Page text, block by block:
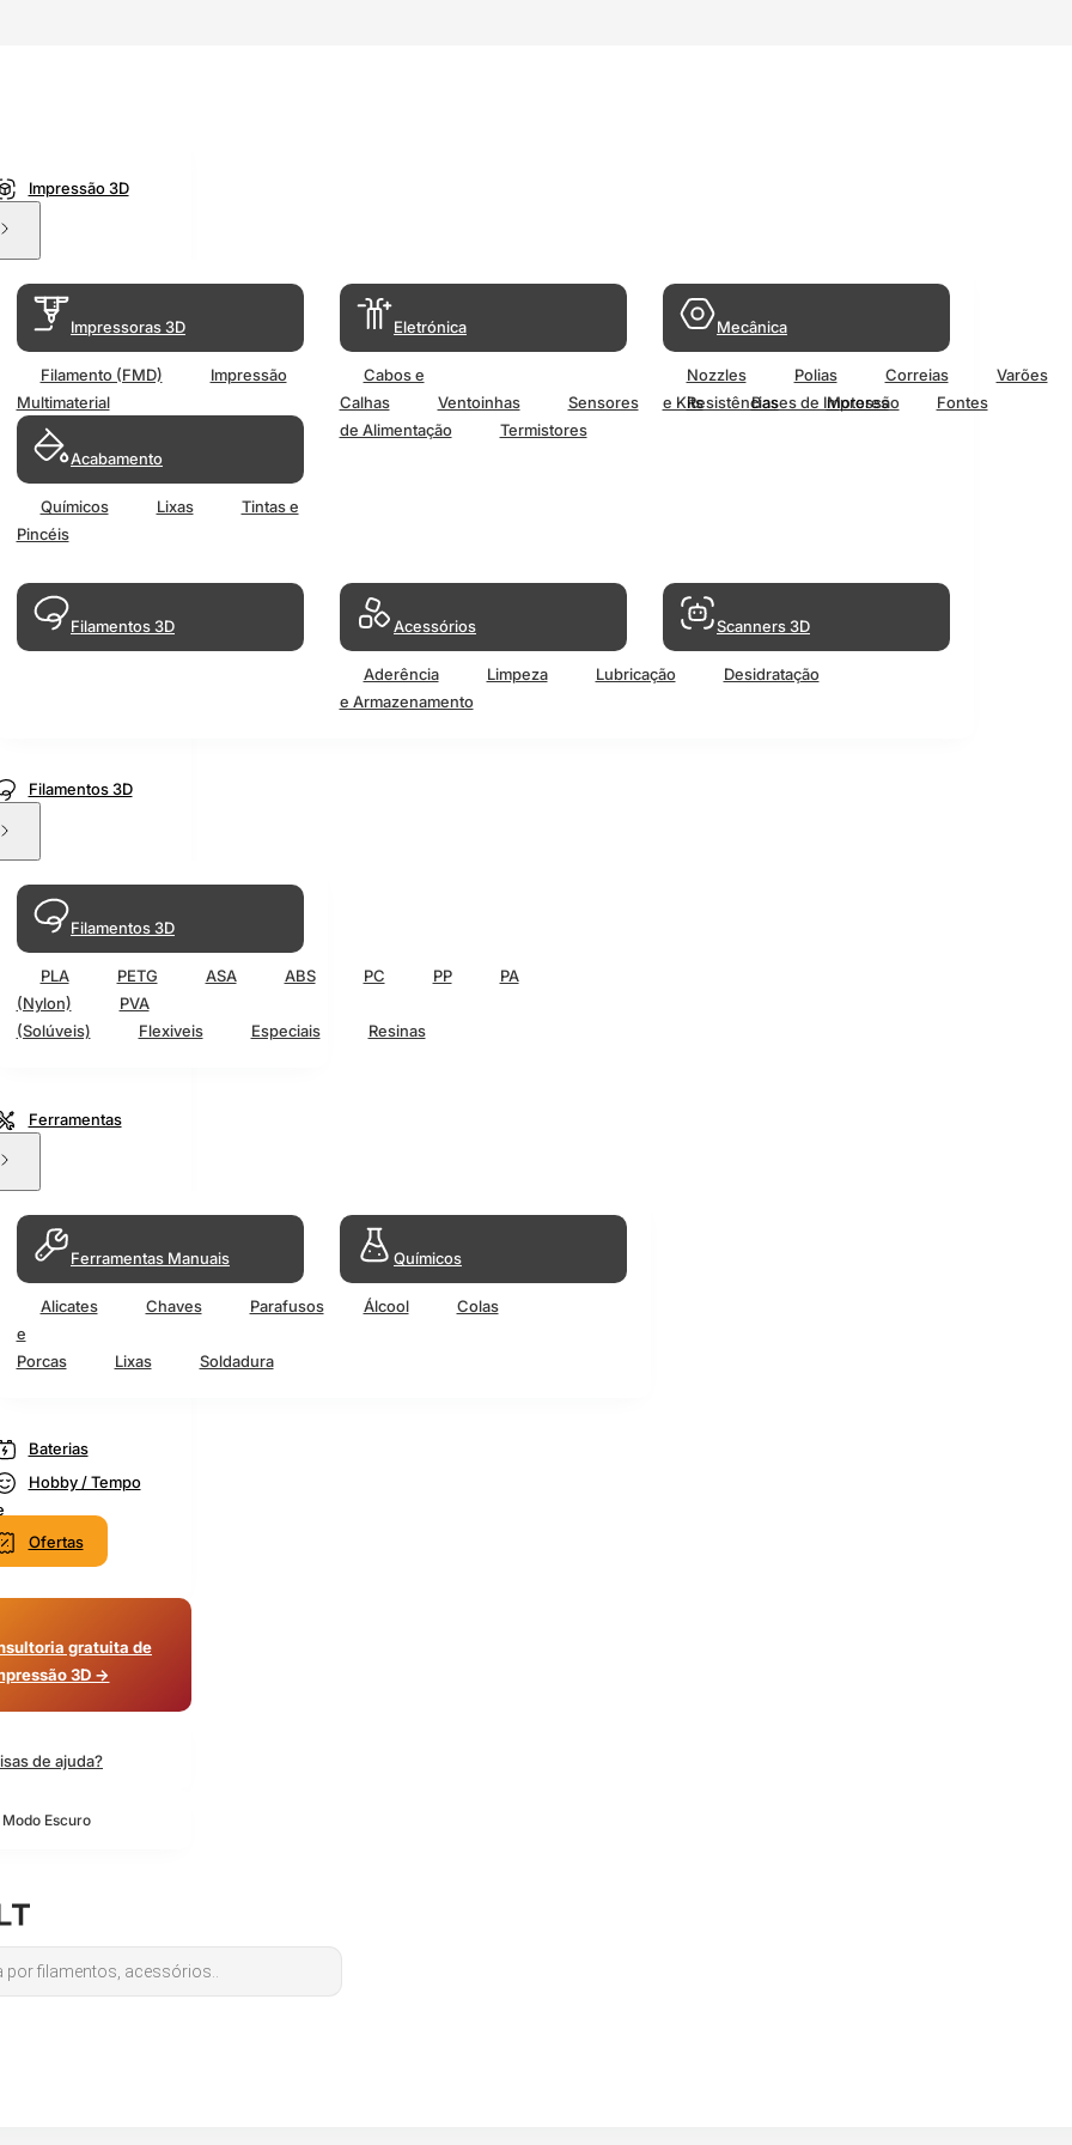
Impressão 3D
Impressoras 3D
Filamento (FMD)
Impressão
Multimaterial
Acabamento
Químicos Lixas
Tintas e
Pincéis
Eletrónica
Cabos e
Calhas
Ventoinhas Sensores Resistências Motores
Fontes
de Alimentação
Termistores
Mecânica
Nozzles Polias Correias
Varões
e Kits
Bases de Impressão
Filamentos 3D Acessórios
Aderência Limpeza Lubricação
Desidratação
e Armazenamento
Scanners 3D
Filamentos 3D
Filamentos 3D
PLA PETG ASA ABS PC PP
PA
(Nylon)
PVA
(Solúveis)
Flexiveis Especiais Resinas
Ferramentas
Ferramentas Manuais
Alicates Chaves
Parafusos
e
Porcas
Lixas Soldadura
Químicos
Álcool Colas
Baterias
Hobby / Tempo
Ofertas
gratuita de
3D →
de ajuda?
Escuro